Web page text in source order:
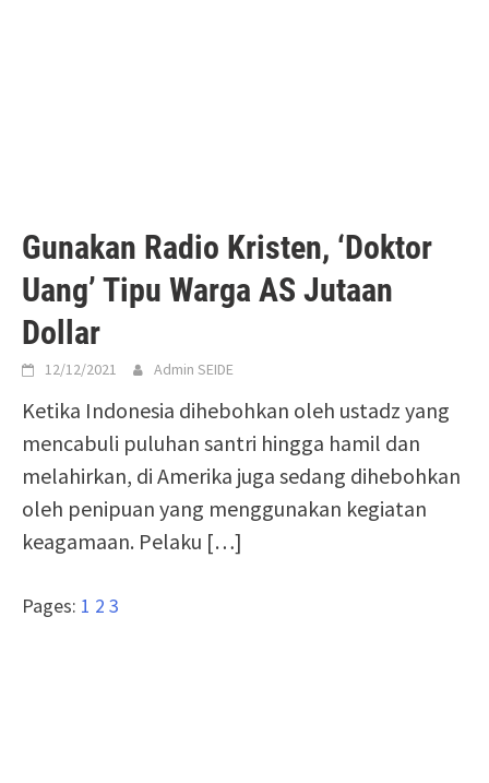
Gunakan Radio Kristen, ‘Doktor
Uang’ Tipu Warga AS Jutaan
Dollar
12/12/2021 Admin SEIDE
Ketika Indonesia dihebohkan oleh ustadz yang
mencabuli puluhan santri hingga hamil dan
melahirkan, di Amerika juga sedang dihebohkan
oleh penipuan yang menggunakan kegiatan
keagamaan. Pelaku […]
Pages: 1 2 3